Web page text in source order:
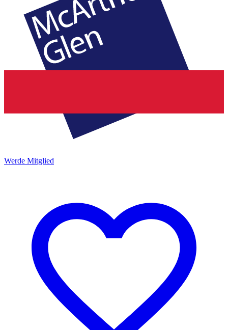
Werde Mitglied